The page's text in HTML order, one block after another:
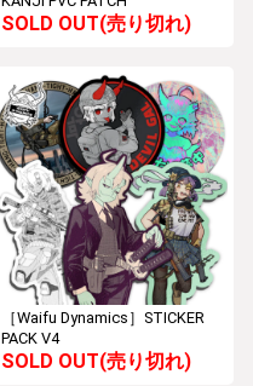
SOLD OUT(売り切れ)
［Waifu Dynamics］STICKER
PACK V4
SOLD OUT(売り切れ)